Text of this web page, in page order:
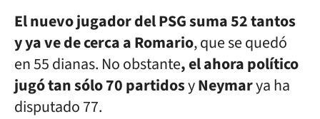
El nuevo jugador del PSG suma 52 tantos
y ya ve de cerca a Romario, que se quedó
en 55 dianas. No obstante, el ahora político
jugó tan sólo 70 partidosyNeymarya ha
disputado 77.